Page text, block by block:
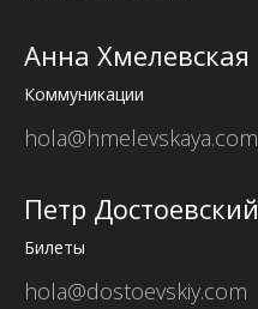
Анна Хмелевская
Коммуникации
hola@hmelevskaya.com
Петр Достоевский
Билеты
hola@dostoevskiy.com